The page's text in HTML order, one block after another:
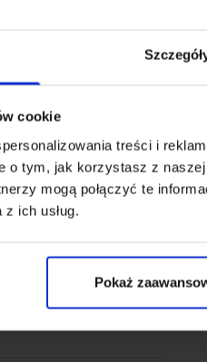
cookie
treści i
o tym, jak korzystasz z
mogą połączyć te
ich usług.
Pokaż